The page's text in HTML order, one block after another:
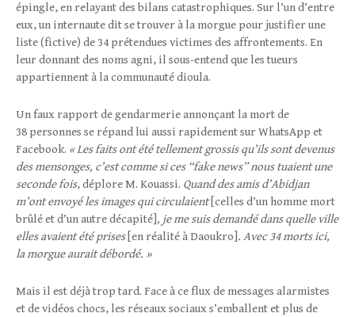
épingle, en relayant des bilans catastrophiques. Sur l’un d’entre
eux, un internaute dit se trouver à la morgue pour justifier une
liste (fictive) de 34 prétendues victimes des affrontements. En
leur donnant des noms agni, il sous-entend que les tueurs
appartiennent à la communauté dioula.
Un faux rapport de gendarmerie annonçant la mort de
38 personnes se répand lui aussi rapidement sur WhatsApp et
Facebook. « Les faits ont été tellement grossis qu’ils sont devenus
des mensonges, c’est comme si ces “fake news” nous tuaient une
seconde fois, déplore M. Kouassi. Quand des amis d’Abidjan
m’ont envoyé les images qui circulaient [celles d’un homme mort
brûlé et d’un autre décapité] , je me suis demandé dans quelle ville
elles avaient été prises[en réalité à Daoukro] . Avec 34 morts ici,
la morgue aurait débordé. »
Mais il est déjà trop tard. Face à ce flux de messages alarmistes
et de vidéos chocs, les réseaux sociaux s’emballent et plus de